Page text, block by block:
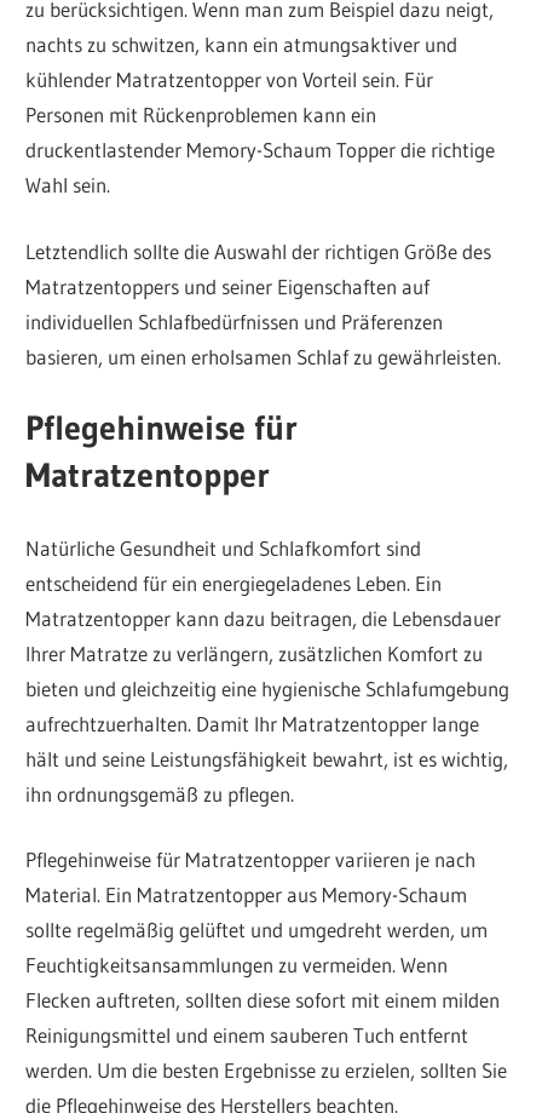
zu berücksichtigen. Wenn man zum Beispiel dazu neigt,
nachts zu schwitzen, kann ein atmungsaktiver und
kühlender Matratzentopper von Vorteil sein. Für
Personen mit Rückenproblemen kann ein
druckentlastender Memory-Schaum Topper die richtige
Wahl sein.
Letztendlich sollte die Auswahl der richtigen Größe des
Matratzentoppers und seiner Eigenschaften auf
individuellen Schlafbedürfnissen und Präferenzen
basieren, um einen erholsamen Schlaf zu gewährleisten.
Pflegehinweise für
Matratzentopper
Natürliche Gesundheit und Schlafkomfort sind
entscheidend für ein energiegeladenes Leben. Ein
Matratzentopper kann dazu beitragen, die Lebensdauer
Ihrer Matratze zu verlängern, zusätzlichen Komfort zu
bieten und gleichzeitig eine hygienische Schlafumgebung
aufrechtzuerhalten. Damit Ihr Matratzentopper lange
hält und seine Leistungsfähigkeit bewahrt, ist es wichtig,
ihn ordnungsgemäß zu pflegen.
Pflegehinweise für Matratzentopper variieren je nach
Material. Ein Matratzentopper aus Memory-Schaum
sollte regelmäßig gelüftet und umgedreht werden, um
Feuchtigkeitsansammlungen zu vermeiden. Wenn
Flecken auftreten, sollten diese sofort mit einem milden
Reinigungsmittel und einem sauberen Tuch entfernt
werden. Um die besten Ergebnisse zu erzielen, sollten Sie
die Pflegehinweise des Herstellers beachten.